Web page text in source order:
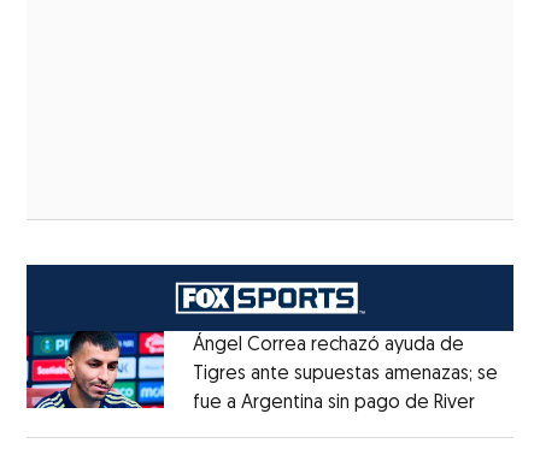
Ángel Correa rechazó ayuda de
Tigres ante supuestas amenazas; se
fue a Argentina sin pago de RiverOpens